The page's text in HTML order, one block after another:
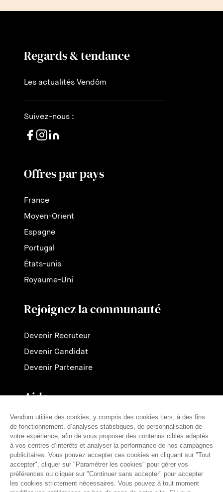
Regards & tendance
Les actualités Vendôm
Suivez-nous :
Offres par pays
France
Moyen-Orient
Espagne
Portugal
États-unis
Royaume-Uni
Rejoignez la communauté
Devenir Recruteur
Devenir Candidat
Devenir Partenaire
Aide
Contactez-nous
Nos tarifs
FAQ
Presse